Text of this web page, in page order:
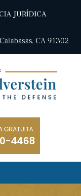
JURÍDICA
CA 91302
GRATUITA
4468